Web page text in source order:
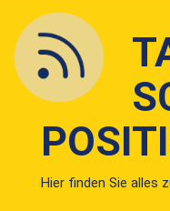
Hier finden Sie alles